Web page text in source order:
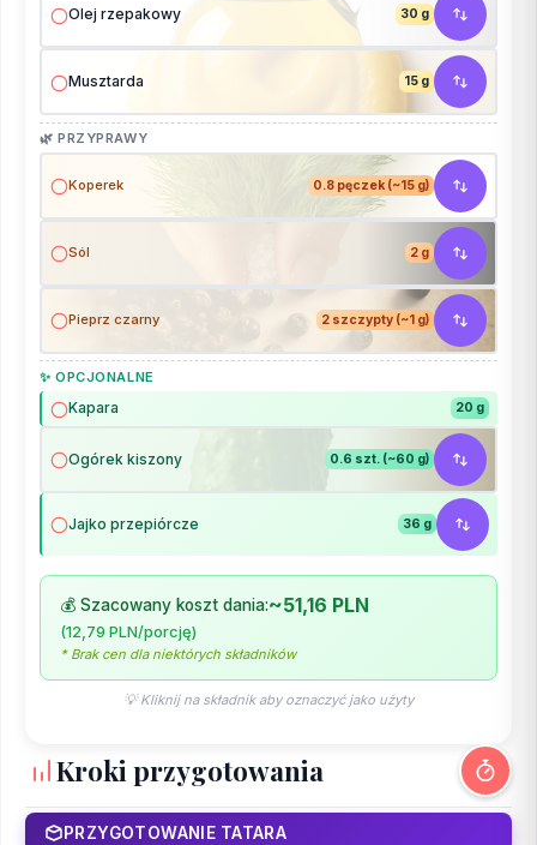
Olej rzepakowy 30 g
Musztarda 15 g
🌿 PRZYPRAWY
Koperek 0.8 pęczek (~15 g)
Sól 2 g
Pieprz czarny 2 szczypty (~1 g)
✨ OPCJONALNE
Kapara 20 g
Ogórek kiszony 0.6 szt. (~60 g)
Jajko przepiórcze 36 g
💰 Szacowany koszt dania:~51,16 PLN
(12,79 PLN/porcję)
* Brak cen dla niektórych składników
💡 Kliknij na składnik aby oznaczyć jako użyty
Kroki przygotowania
PRZYGOTOWANIE TATARA